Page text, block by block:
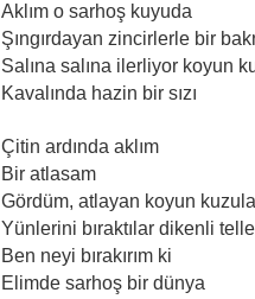
Aklım o sarhoş kuyuda
Şıngırdayan zincirlerle bir
Salına salına ilerliyor koyun
Kavalında hazin bir sızı
Çitin ardında aklım
Bir atlasam
Gördüm, atlayan koyun
Yünlerini bıraktılar dikenli
Ben neyi bırakırım ki
Elimde sarhoş bir dünya